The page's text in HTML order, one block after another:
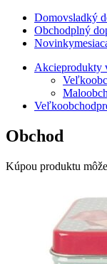
Domovsladký
Obchodplný
Novinky
Akcieprodukty
Veľkoobchod
Obchod
Kúpou produktu